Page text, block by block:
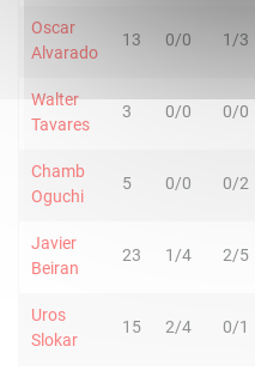
Oscar
Alvarado
13 0/0 1/3
Walter
Tavares
3 0/0 0/0
Chamb
Oguchi
5 0/0 0/2
Javier
Beiran
23 1/4 2/5
Uros
Slokar
15 2/4 0/1